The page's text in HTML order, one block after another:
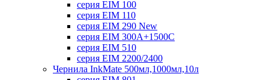
серия EIM 100
серия EIM 110
серия EIM 290 New
серия EIM 300А+1500С
серия EIM 510
серия EIM 2200/2400
Чернила InkMate 500мл,1000мл,10л